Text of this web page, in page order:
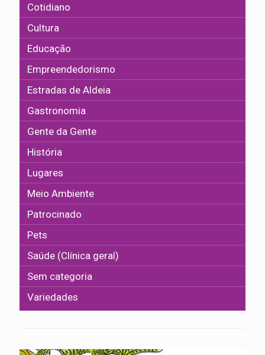
Cotidiano
Cultura
Educação
Empreendedorismo
Estradas de Aldeia
Gastronomia
Gente da Gente
História
Lugares
Meio Ambiente
Patrocinado
Pets
Saúde (Clínica geral)
Sem categoria
Variedades